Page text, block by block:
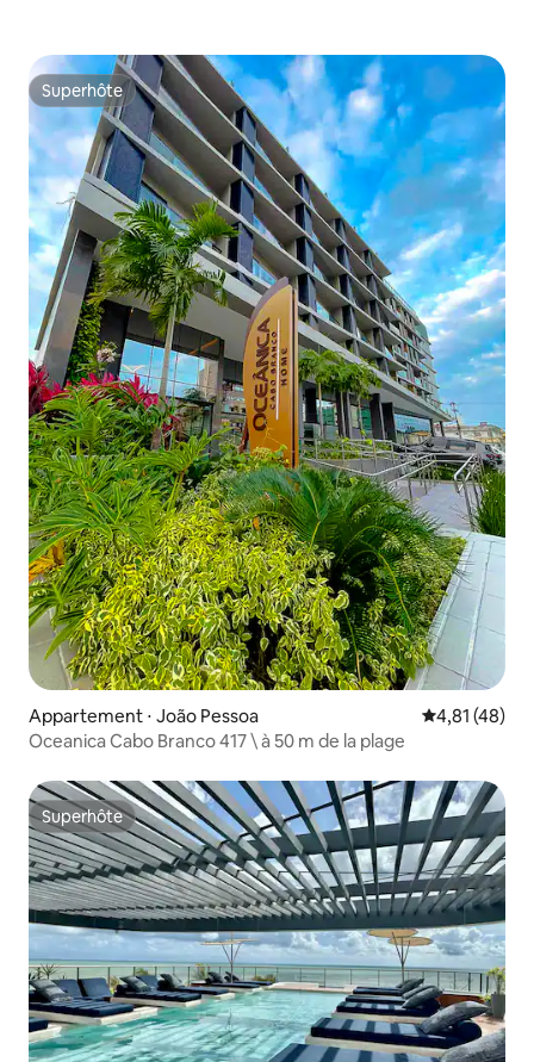
Superhôte
Superhôte
Appartement ⋅ João Pessoa Évaluation
4,81 (48)
Oceanica Cabo Branco 417 \ à 50 m de la plage
Superhôte
Superhôte